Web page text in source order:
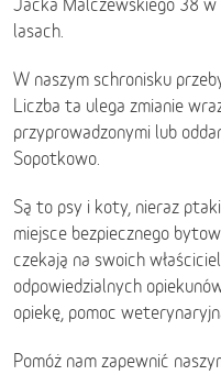
Jacka Malczewskiego 38
lasach.
W naszym schronisku
Liczba ta ulega zmianie
przyprowadzonymi lub
Sopotkowo.
Są to psy i koty, nieraz
miejsce bezpiecznego
czekają na swoich
odpowiedzialnych
opiekę, pomoc
Pomóż nam zapewnić